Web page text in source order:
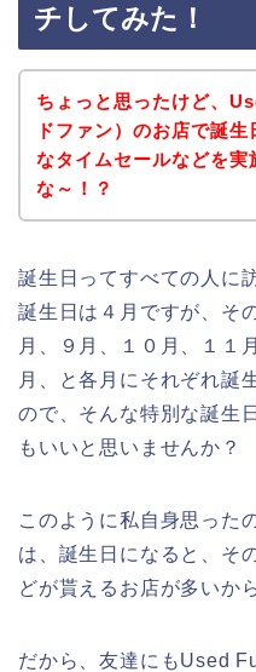
チしてみた！
ちょっと思ったけど、
ドファン）のお店で誕
なタイムセールなどを実
な～！？
誕生日ってすべての人に
誕生日は４月ですが、そ
月、９月、１０月、１１
月、と各月にそれぞれ誕
ので、そんな特別な誕生
もいいと思いませんか？
このように私自身思った
は、誕生日になると、そ
どが貰えるお店が多いか
だから、友達にもUsed